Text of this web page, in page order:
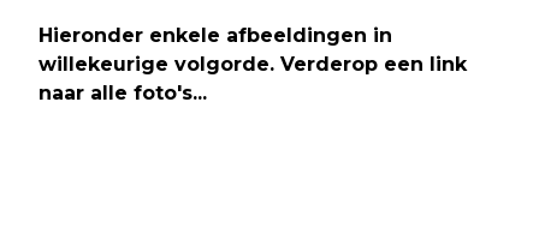
Hieronder enkele afbeeldingen in
willekeurige volgorde. Verderop een link
naar alle foto's...